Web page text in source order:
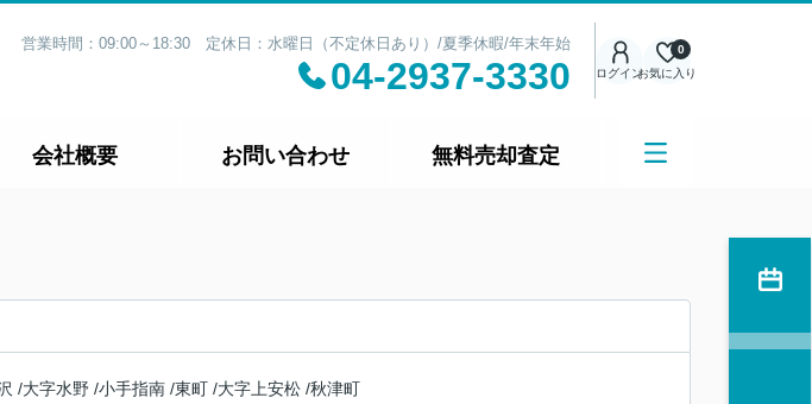
営業時間：09:00～18:30 定休日：水曜日（不定休日あり）/夏季休暇/年末年始
04-2937-3330 ログインお気に入り
0
会社概要 お問い合わせ 無料売却査定
/大字水野 /小手指南 /東町 /大字上安松 /秋津町